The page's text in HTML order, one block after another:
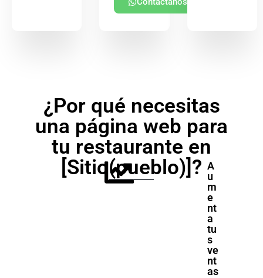
¿Por qué necesitas
una página web para
tu restaurante en
[Sitio(pueblo)]? A
u
m
e
nt
a
tu
s
ve
nt
as